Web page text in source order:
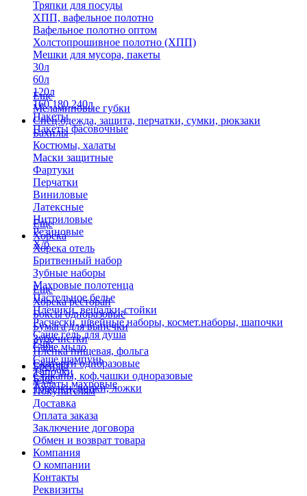
Тряпки для посуды
ХПП, вафельное полотно
Вафельное полотно оптом
Холстопрошивное полотно (ХПП)
Мешки для мусора, пакеты
30л
60л
120л
160,180,240л
Пакеты
Пакеты фасовочные
Еще
Меламиновые губки
Спец.одежда, защита, перчатки, сумки, рюкзаки
Бахилы
Костюмы, халаты
Маски защитные
Фартуки
Перчатки
Виниловые
Латексные
Нитриловые
Резиновые
Х/б
Еще
Хорека
Хорека отель
Бритвенный набор
Зубные наборы
Махровые полотенца
Пастельное белье
Плечики, вешалки-стойки
Расчески, швейные наборы, космет.наборы, шапочки
Саше гель для душа
Саше мыло
Саше шампунь
Тапочки
Халаты махровые
Еще
Хорека ресторан
Боксы одноразовые
Бумага для выпечки
Зубочистки
Пленка пищевая, фольга
Скатерти одноразовые
Стаканы, коф.чашки одноразовые
Тарелки, вилки, ложки
Еще
Бренды
Блог
Покупателям
Доставка
Оплата заказа
Заключение договора
Обмен и возврат товара
Компания
О компании
Контакты
Реквизиты